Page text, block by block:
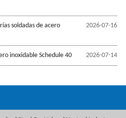
2026-07-16
soldadas de acero
2026-07-14
inoxidable Schedule 40